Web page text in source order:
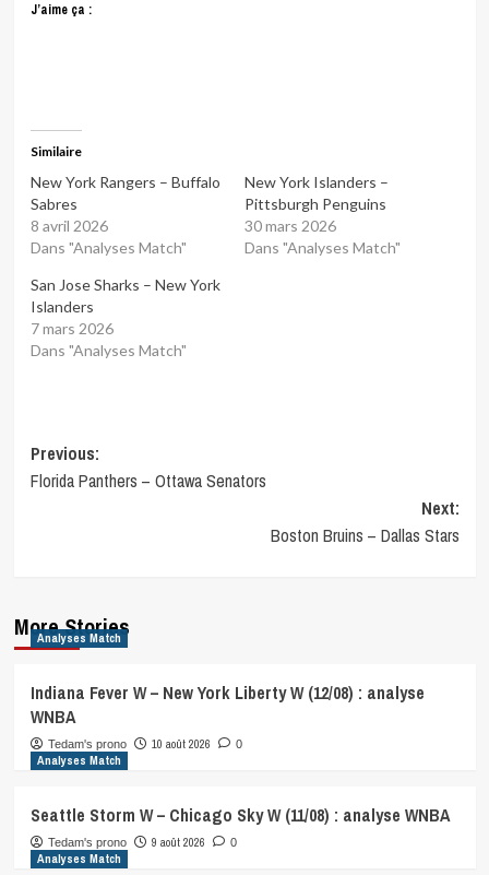
J’aime ça :
Similaire
New York Rangers – Buffalo
Sabres
8 avril 2026
Dans "Analyses Match"
New York Islanders –
Pittsburgh Penguins
30 mars 2026
Dans "Analyses Match"
San Jose Sharks – New York
Islanders
7 mars 2026
Dans "Analyses Match"
Post
navigation
Previous:
Florida Panthers – Ottawa Senators
Next:
Boston Bruins – Dallas Stars
More Stories
Analyses Match
Indiana Fever W – New York Liberty W (12/08) : analyse
WNBA
Tedam's prono 10 août 2026 0
Analyses Match
Seattle Storm W – Chicago Sky W (11/08) : analyse WNBA
Tedam's prono 9 août 2026 0
Analyses Match